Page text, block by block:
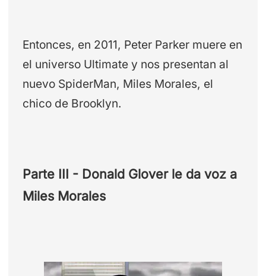
Entonces, en 2011, Peter Parker muere en
el universo Ultimate y nos presentan al
nuevo SpiderMan, Miles Morales, el
chico de Brooklyn.
Parte III - Donald Glover le da voz a
Miles Morales